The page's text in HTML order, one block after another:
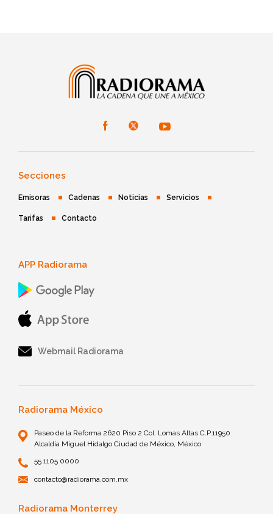
Secciones
Emisoras Cadenas Noticias Servicios
Tarifas Contacto
APP Radiorama
Webmail Radiorama
Radiorama México
Paseo de la Reforma 2620 Piso 2 Col. Lomas Altas C.P.11950
Alcaldía Miguel Hidalgo Ciudad de México, México
55 1105 0000
contacto@radiorama.com.mx
Radiorama Monterrey